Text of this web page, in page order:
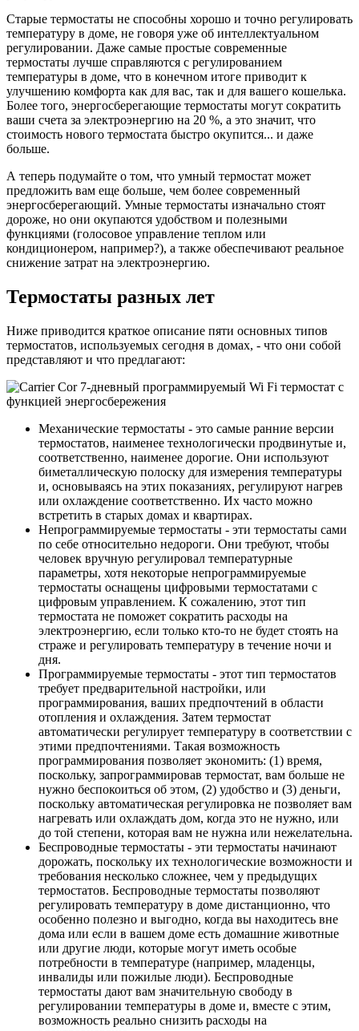
Старые термостаты не способны хорошо и точно регулировать
температуру в доме, не говоря уже об интеллектуальном
регулировании. Даже самые простые современные
термостаты лучше справляются с регулированием
температуры в доме, что в конечном итоге приводит к
улучшению комфорта как для вас, так и для вашего кошелька.
Более того, энергосберегающие термостаты могут сократить
ваши счета за электроэнергию на 20 %, а это значит, что
стоимость нового термостата быстро окупится... и даже
больше.
А теперь подумайте о том, что умный термостат может
предложить вам еще больше, чем более современный
энергосберегающий. Умные термостаты изначально стоят
дороже, но они окупаются удобством и полезными
функциями (голосовое управление теплом или
кондиционером, например?), а также обеспечивают реальное
снижение затрат на электроэнергию.
Термостаты разных лет
Ниже приводится краткое описание пяти основных типов
термостатов, используемых сегодня в домах, - что они собой
представляют и что предлагают:
Механические термостаты - это самые ранние версии
термостатов, наименее технологически продвинутые и,
соответственно, наименее дорогие. Они используют
биметаллическую полоску для измерения температуры
и, основываясь на этих показаниях, регулируют нагрев
или охлаждение соответственно. Их часто можно
встретить в старых домах и квартирах.
Непрограммируемые термостаты - эти термостаты сами
по себе относительно недороги. Они требуют, чтобы
человек вручную регулировал температурные
параметры, хотя некоторые непрограммируемые
термостаты оснащены цифровыми термостатами с
цифровым управлением. К сожалению, этот тип
термостата не поможет сократить расходы на
электроэнергию, если только кто-то не будет стоять на
страже и регулировать температуру в течение ночи и
дня.
Программируемые термостаты - этот тип термостатов
требует предварительной настройки, или
программирования, ваших предпочтений в области
отопления и охлаждения. Затем термостат
автоматически регулирует температуру в соответствии с
этими предпочтениями. Такая возможность
программирования позволяет экономить: (1) время,
поскольку, запрограммировав термостат, вам больше не
нужно беспокоиться об этом, (2) удобство и (3) деньги,
поскольку автоматическая регулировка не позволяет вам
нагревать или охлаждать дом, когда это не нужно, или
до той степени, которая вам не нужна или нежелательна.
Беспроводные термостаты - эти термостаты начинают
дорожать, поскольку их технологические возможности и
требования несколько сложнее, чем у предыдущих
термостатов. Беспроводные термостаты позволяют
регулировать температуру в доме дистанционно, что
особенно полезно и выгодно, когда вы находитесь вне
дома или если в вашем доме есть домашние животные
или другие люди, которые могут иметь особые
потребности в температуре (например, младенцы,
инвалиды или пожилые люди). Беспроводные
термостаты дают вам значительную свободу в
регулировании температуры в доме и, вместе с этим,
возможность реально снизить расходы на